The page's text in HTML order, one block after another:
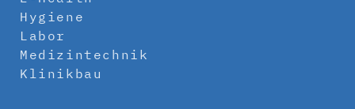
Hygiene
Labor
Medizintechnik
Klinikbau